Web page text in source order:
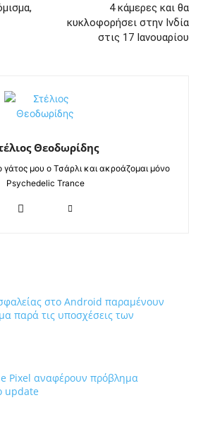
4 κάμερες και θα
κυκλοφορήσει στην Ινδία
στις 17 Ιανουαρίου
Θεοδωρίδης
γάτος μου ο Τσάρλι και ακροάζομαι μόνο
Psychedelic Trance
στο Android παραμένουν
παρά τις υποσχέσεις των
Pixel αναφέρουν πρόβλημα
update